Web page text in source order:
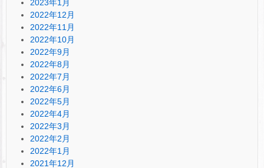
2023年1月
2022年12月
2022年11月
2022年10月
2022年9月
2022年8月
2022年7月
2022年6月
2022年5月
2022年4月
2022年3月
2022年2月
2022年1月
2021年12月